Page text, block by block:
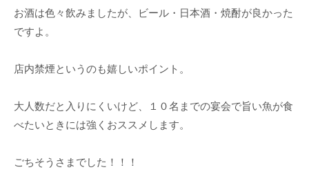
お酒は色々飲みましたが、ビール・日本酒・焼酎が良かった
ですよ。
店内禁煙というのも嬉しいポイント。
大人数だと入りにくいけど、１０名までの宴会で旨い魚が食
べたいときには強くおススメします。
ごちそうさまでした！！！